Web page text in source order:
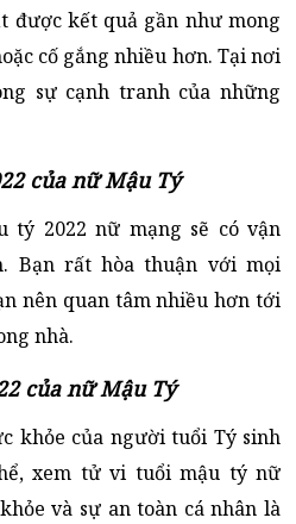
được kết quả gần như mong
cố gắng nhiều hơn. Tại nơi
sự cạnh tranh của những
của nữ Mậu Tý
tý 2022 nữ mạng sẽ có vận
Bạn rất hòa thuận với mọi
nên quan tâm nhiều hơn tới
nhà.
của nữ Mậu Tý
khỏe của người tuổi Tý sinh
xem tử vi tuổi mậu tý nữ
và sự an toàn cá nhân là